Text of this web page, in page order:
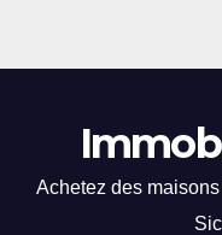
Achetez des